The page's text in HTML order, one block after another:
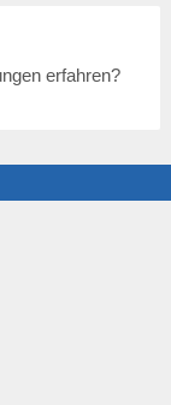
erfahren?